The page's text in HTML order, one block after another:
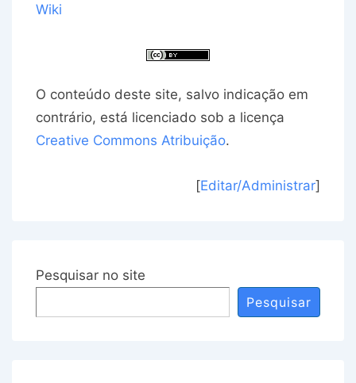
Wiki
O conteúdo deste site, salvo indicação em
contrário, está licenciado sob a licença
Creative Commons Atribuição.
[Editar/Administrar]
Pesquisar no site
Pesquisar